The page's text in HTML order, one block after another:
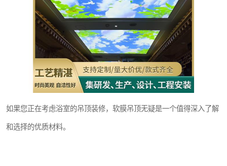
如果您正在考虑浴室的吊顶装修，软膜吊顶无疑是一个值得深入了解
和选择的优质材料。